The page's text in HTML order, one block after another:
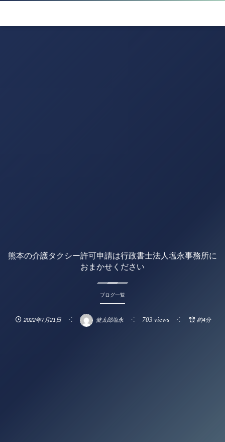
熊本の介護タクシー許可申請は行政書士法人塩永事務所に
おまかせください
ブログ一覧
2022年7月21日 健太郎塩永 703 views 約4分